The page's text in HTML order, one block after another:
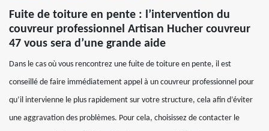
Fuite de toiture en pente : l’intervention du
couvreur professionnel Artisan Hucher couvreur
47 vous sera d’une grande aide
Dans le cas où vous rencontrez une fuite de toiture en pente, il est
conseillé de faire immédiatement appel à un couvreur professionnel pour
qu’il intervienne le plus rapidement sur votre structure, cela afin d’éviter
une aggravation des problèmes. Pour cela, choisissez de contacter le